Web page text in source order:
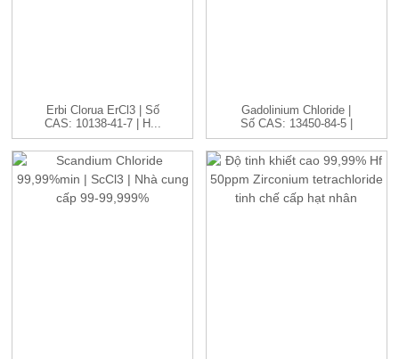
Erbi Clorua ErCl3 | Số
CAS: 10138-41-7 | H...
Gadolinium Chloride |
Số CAS: 13450-84-5 |
GdC...